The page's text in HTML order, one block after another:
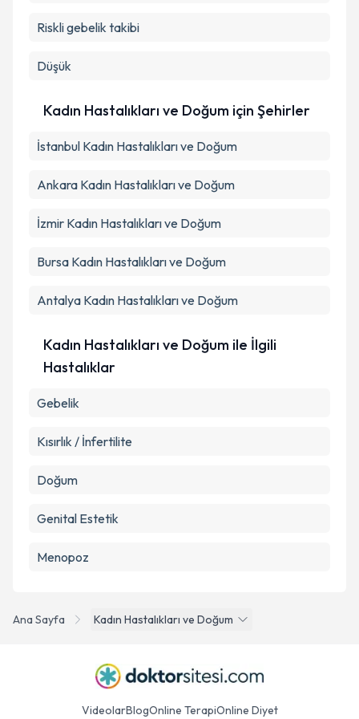
Ana Sayfa Kadın Hastalıkları ve Doğum
Riskli gebelik takibi
Düşük
Kadın Hastalıkları ve Doğum için Şehirler
İstanbul Kadın Hastalıkları ve Doğum
Ankara Kadın Hastalıkları ve Doğum
İzmir Kadın Hastalıkları ve Doğum
Bursa Kadın Hastalıkları ve Doğum
Antalya Kadın Hastalıkları ve Doğum
Kadın Hastalıkları ve Doğum ile İlgili
Hastalıklar
Gebelik
Kısırlık / İnfertilite
Doğum
Genital Estetik
Menopoz
VideolarBlogOnline TerapiOnline Diyet